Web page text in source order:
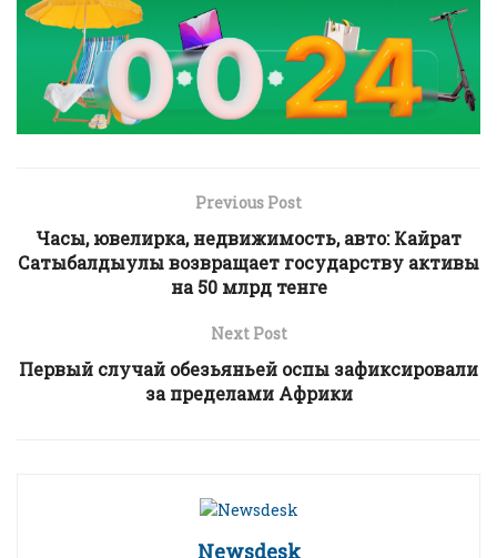
Previous Post
Часы, ювелирка, недвижимость, авто: Кайрат
Сатыбалдыулы возвращает государству активы
на 50 млрд тенге
Next Post
Первый случай обезьяньей оспы зафиксировали
за пределами Африки
Newsdesk